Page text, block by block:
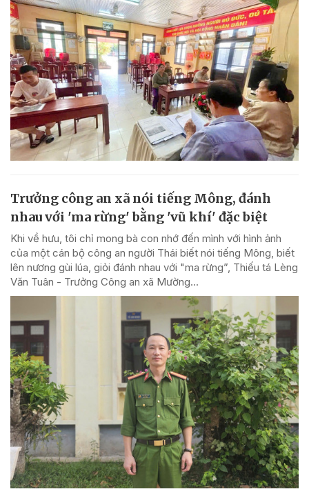
Trưởng công an xã nói tiếng Mông, đánh
nhau với 'ma rừng' bằng 'vũ khí' đặc biệt
Khi về hưu, tôi chỉ mong bà con nhớ đến mình với hình ảnh
của một cán bộ công an người Thái biết nói tiếng Mông, biết
lên nương gùi lúa, giỏi đánh nhau với "ma rừng”, Thiếu tá Lèng
Văn Tuân - Trưởng Công an xã Mường...